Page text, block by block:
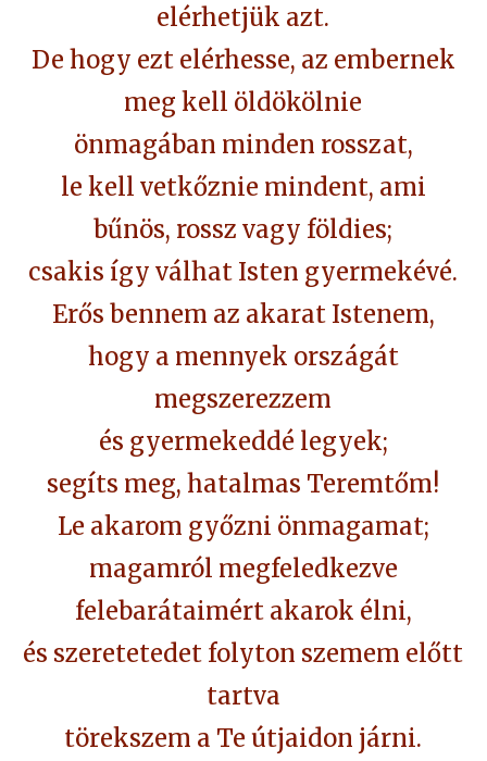
elérhetjük azt.
De hogy ezt elérhesse, az embernek
meg kell öldökölnie
önmagában minden rosszat,
le kell vetkőznie mindent, ami
bűnös, rossz vagy földies;
csakis így válhat Isten gyermekévé.
Erős bennem az akarat Istenem,
hogy a mennyek országát
megszerezzem
és gyermekeddé legyek;
segíts meg, hatalmas Teremtőm!
Le akarom győzni önmagamat;
magamról megfeledkezve
felebarátaimért akarok élni,
és szeretetedet folyton szemem előtt
tartva
törekszem a Te útjaidon járni.